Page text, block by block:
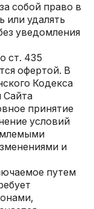
собой право в
или удалять
уведомления
ст. 435
офертой. В
Кодекса
Сайта
принятие
условий
и
путем